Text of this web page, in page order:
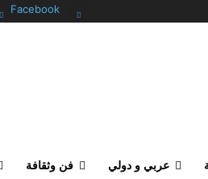
Facebook
عربي و دولي فن وثقافة